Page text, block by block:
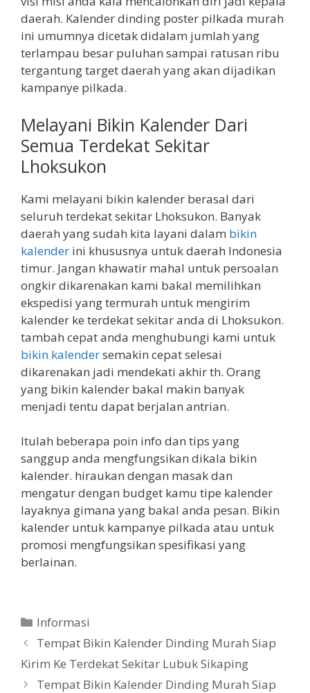
daerah. Kalender dinding poster pilkada murah
ini umumnya dicetak didalam jumlah yang
terlampau besar puluhan sampai ratusan ribu
tergantung target daerah yang akan dijadikan
kampanye pilkada.
Melayani Bikin Kalender Dari
Semua Terdekat Sekitar
Lhoksukon
Kami melayani bikin kalender berasal dari
seluruh terdekat sekitar Lhoksukon. Banyak
daerah yang sudah kita layani dalam bikin
kalender ini khususnya untuk daerah Indonesia
timur. Jangan khawatir mahal untuk persoalan
ongkir dikarenakan kami bakal memilihkan
ekspedisi yang termurah untuk mengirim
kalender ke terdekat sekitar anda di Lhoksukon.
tambah cepat anda menghubungi kami untuk
bikin kalendersemakin cepat selesai
dikarenakan jadi mendekati akhir th. Orang
yang bikin kalender bakal makin banyak
menjadi tentu dapat berjalan antrian.
Itulah beberapa poin info dan tips yang
sanggup anda mengfungsikan dikala bikin
kalender. hiraukan dengan masak dan
mengatur dengan budget kamu tipe kalender
layaknya gimana yang bakal anda pesan. Bikin
kalender untuk kampanye pilkada atau untuk
promosi mengfungsikan spesifikasi yang
berlainan.
Categories
Informasi
Tempat Bikin Kalender Dinding Murah Siap
Kirim Ke Terdekat Sekitar Lubuk Sikaping
Tempat Bikin Kalender Dinding Murah Siap